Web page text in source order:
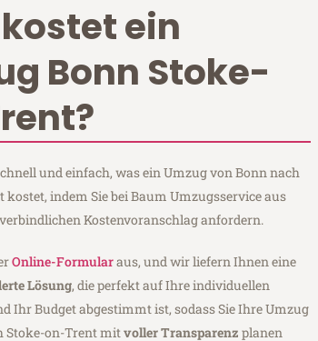
ein
Bonn Stoke-
und einfach, was ein Umzug von Bonn nach
kostet, indem Sie bei Baum Umzugsservice aus
Kostenvoranschlag anfordern.
Online-Formularaus, und wir liefern Ihnen eine
Lösung, die perfekt auf Ihre individuellen
Ihr Budget abgestimmt ist, sodass Sie Ihre Umzug
Stoke-on-Trent mitvoller Transparenz planen